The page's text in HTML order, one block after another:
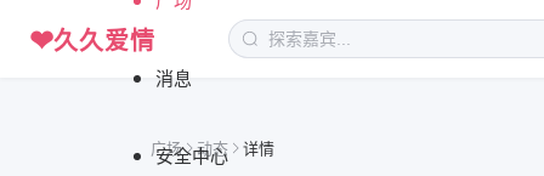
❤久久爱情
消息
安全中心
广场 动态 详情